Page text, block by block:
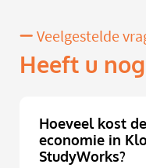
Veelgestelde
Heeft u
Hoeveel kost
economie in
StudyWorks?